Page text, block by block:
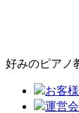
好みのピアノ
お客
運営